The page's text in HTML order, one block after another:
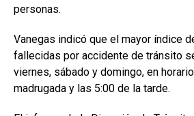
personas.
Vanegas indicó que el mayor índice
fallecidas por accidente de tránsito
viernes, sábado y domingo, en
madrugada y las 5:00 de la tarde.